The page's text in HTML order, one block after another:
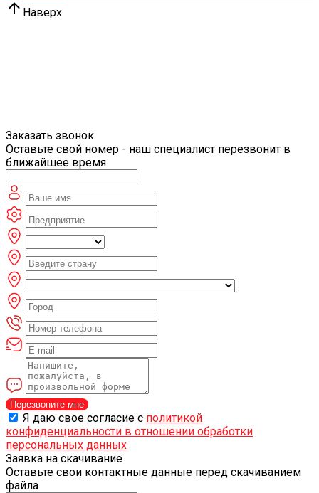
Наверх
Заказать звонок
Оставьте свой номер - наш специалист перезвонит в
ближайшее время
Перезвоните мне
Я даю свое согласие с политикой
конфиденциальности в отношении обработки
персональных данных
Заявка на скачивание
Оставьте свои контактные данные перед скачиванием
файла